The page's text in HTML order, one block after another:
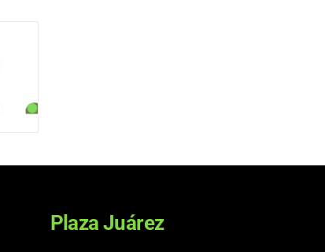
Plaza Juárez